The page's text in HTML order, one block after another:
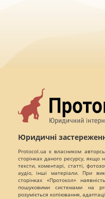
Юридичні
Protocol.ua є власником
сторінках даного ресурсу, якщо
тексти, коментарі, статті,
аудіо, інші матеріали. При
сторінках «Протокол»
пошуковими системами на
розуміється копіювання,